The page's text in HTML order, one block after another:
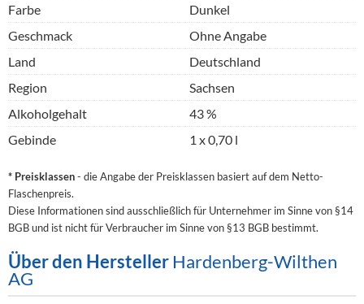
Farbe
Dunkel
Geschmack
Ohne Angabe
Land
Deutschland
Region
Sachsen
Alkoholgehalt
43 %
Gebinde
1 x 0,70 l
* Preisklassen- die Angabe der Preisklassen basiert auf dem Netto-
Flaschenpreis.
Diese Informationen sind ausschließlich für Unternehmer im Sinne von §14
BGB und ist nicht für Verbraucher im Sinne von §13 BGB bestimmt.
Über den Hersteller Hardenberg-Wilthen
AG